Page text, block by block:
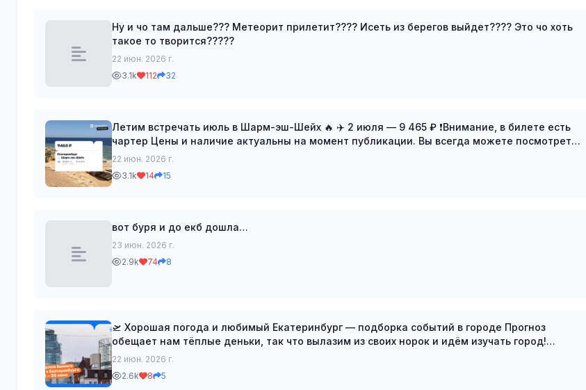
Ну и чо там дальше??? Метеорит прилетит???? Исеть из берегов выйдет???? Это чо хоть
такое то творится?????
22 июн. 2026 г.
3.1k
112 32
Летим встречать июль в Шарм-эш-Шейх 🔥 ✈️ 2 июля — 9 465 ₽ ❗️Внимание, в билете есть
чартер Цены и наличие актуальны на момент публикации. Вы всегда можете посмотреть
нужные билеты на сайте aviasal
22 июн. 2026 г.
3.1k
14 15
вот буря и до екб дошла…
23 июн. 2026 г.
2.9k
74 8
🛫 Хорошая погода и любимый Екатеринбург — подборка событий в городе Прогноз
обещает нам тёплые деньки, так что вылазим из своих норок и идём изучать город!
Понедельник: 📌 Презентация альбома и ба
22 июн. 2026 г.
2.6k
8 5